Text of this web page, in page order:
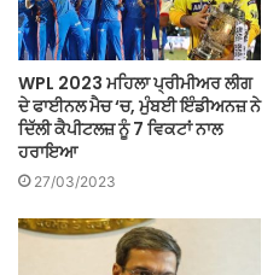
WPL 2023 ਮਹਿਲਾ ਪ੍ਰੀਮੀਅਰ ਲੀਗ
ਦੇ ਫਾਈਨਲ ਮੈਚ ‘ਚ, ਮੁੰਬਈ ਇੰਡੀਅਨਜ਼ ਨੇ
ਦਿੱਲੀ ਕੈਪੀਟਲਜ਼ ਨੂੰ 7 ਵਿਕਟਾਂ ਨਾਲ
ਹਰਾਇਆ
27/03/2023